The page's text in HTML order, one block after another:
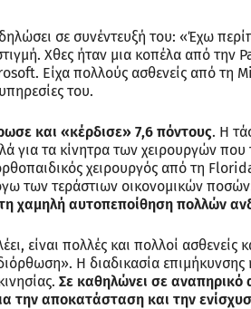
σε συνέντευξή του: «Έχω
Χθες ήταν μια κοπέλα από
Είχα πολλούς ασθενείς από τη
του.
και «κέρδισε» 7,6 πόντους. Η
για τα κίνητρα των χειρουργών
χειρουργός από τη
των τεράστιων οικονομικών
χαμηλή αυτοπεποίθηση πολλών
είναι πολλές και πολλοί
Η διαδικασία επιμήκυνσης
Σε καθηλώνει σε αναπηρικό
την αποκατάσταση και την